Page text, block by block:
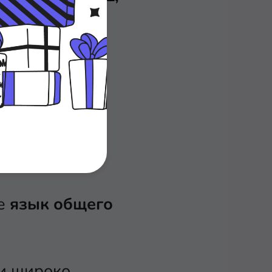
язык общего